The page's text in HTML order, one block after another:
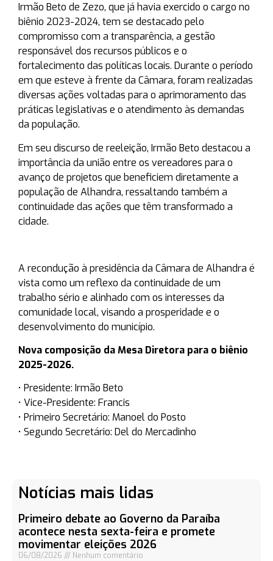
Irmão Beto de Zezo, que já havia exercido o cargo no
biênio 2023-2024, tem se destacado pelo
compromisso com a transparência, a gestão
responsável dos recursos públicos e o
fortalecimento das políticas locais. Durante o período
em que esteve à frente da Câmara, foram realizadas
diversas ações voltadas para o aprimoramento das
práticas legislativas e o atendimento às demandas
da população.
Em seu discurso de reeleição, Irmão Beto destacou a
importância da união entre os vereadores para o
avanço de projetos que beneficiem diretamente a
população de Alhandra, ressaltando também a
continuidade das ações que têm transformado a
cidade.
A recondução à presidência da Câmara de Alhandra é
vista como um reflexo da continuidade de um
trabalho sério e alinhado com os interesses da
comunidade local, visando a prosperidade e o
desenvolvimento do município.
Nova composição da Mesa Diretora para o biênio
2025-2026.
• Presidente: Irmão Beto
• Vice-Presidente: Francis
• Primeiro Secretário: Manoel do Posto
• Segundo Secretário: Del do Mercadinho
Notícias mais lidas
Primeiro debate ao Governo da Paraíba
acontece nesta sexta-feira e promete
movimentar eleições 2026
06/08/2026 Nenhum comentário